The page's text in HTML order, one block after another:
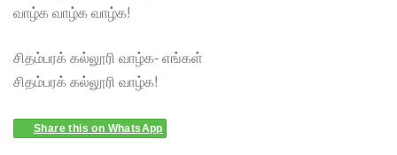
வாழ்க வாழ்க வாழ்க!
சிதம்பரக் கல்லூரி வாழ்க- எங்கள்
சிதம்பரக் கல்லூரி வாழ்க!
Share this on WhatsApp